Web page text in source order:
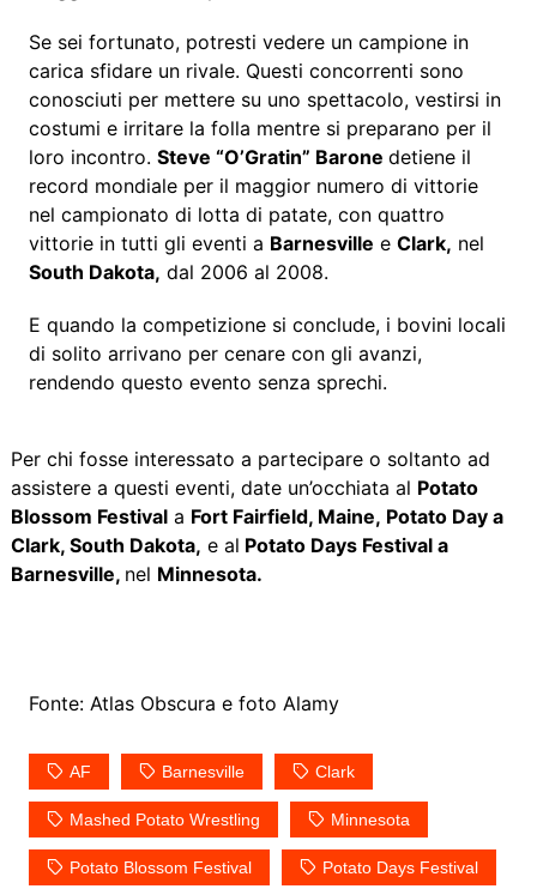
Se sei fortunato, potresti vedere un campione in
carica sfidare un rivale. Questi concorrenti sono
conosciuti per mettere su uno spettacolo, vestirsi in
costumi e irritare la folla mentre si preparano per il
loro incontro. Steve “O’Gratin” Barone detiene il
record mondiale per il maggior numero di vittorie
nel campionato di lotta di patate, con quattro
vittorie in tutti gli eventi a Barnesville e Clark, nel
South Dakota, dal 2006 al 2008.
E quando la competizione si conclude, i bovini locali
di solito arrivano per cenare con gli avanzi,
rendendo questo evento senza sprechi.
Per chi fosse interessato a partecipare o soltanto ad
assistere a questi eventi, date un’occhiata al Potato
Blossom Festivala Fort Fairfield, Maine, Potato Day a
Clark, South Dakota, e al Potato Days Festival a
Barnesville, nel Minnesota.
Fonte: Atlas Obscura e foto Alamy
AF Barnesville Clark
Mashed Potato Wrestling Minnesota
Potato Blossom Festival Potato Days Festival